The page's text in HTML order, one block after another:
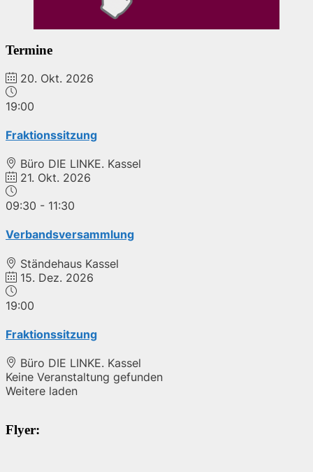
Termine
20. Okt. 2026
19:00
Fraktionssitzung
Büro DIE LINKE. Kassel
21. Okt. 2026
09:30 - 11:30
Verbandsversammlung
Ständehaus Kassel
15. Dez. 2026
19:00
Fraktionssitzung
Büro DIE LINKE. Kassel
Keine Veranstaltung gefunden
Weitere laden
Flyer: